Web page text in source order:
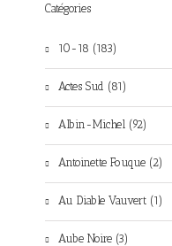
Catégories
10-18 (183)
Actes Sud (81)
Albin-Michel (92)
Antoinette Fouque (2)
Au Diable Vauvert (1)
Aube Noire (3)